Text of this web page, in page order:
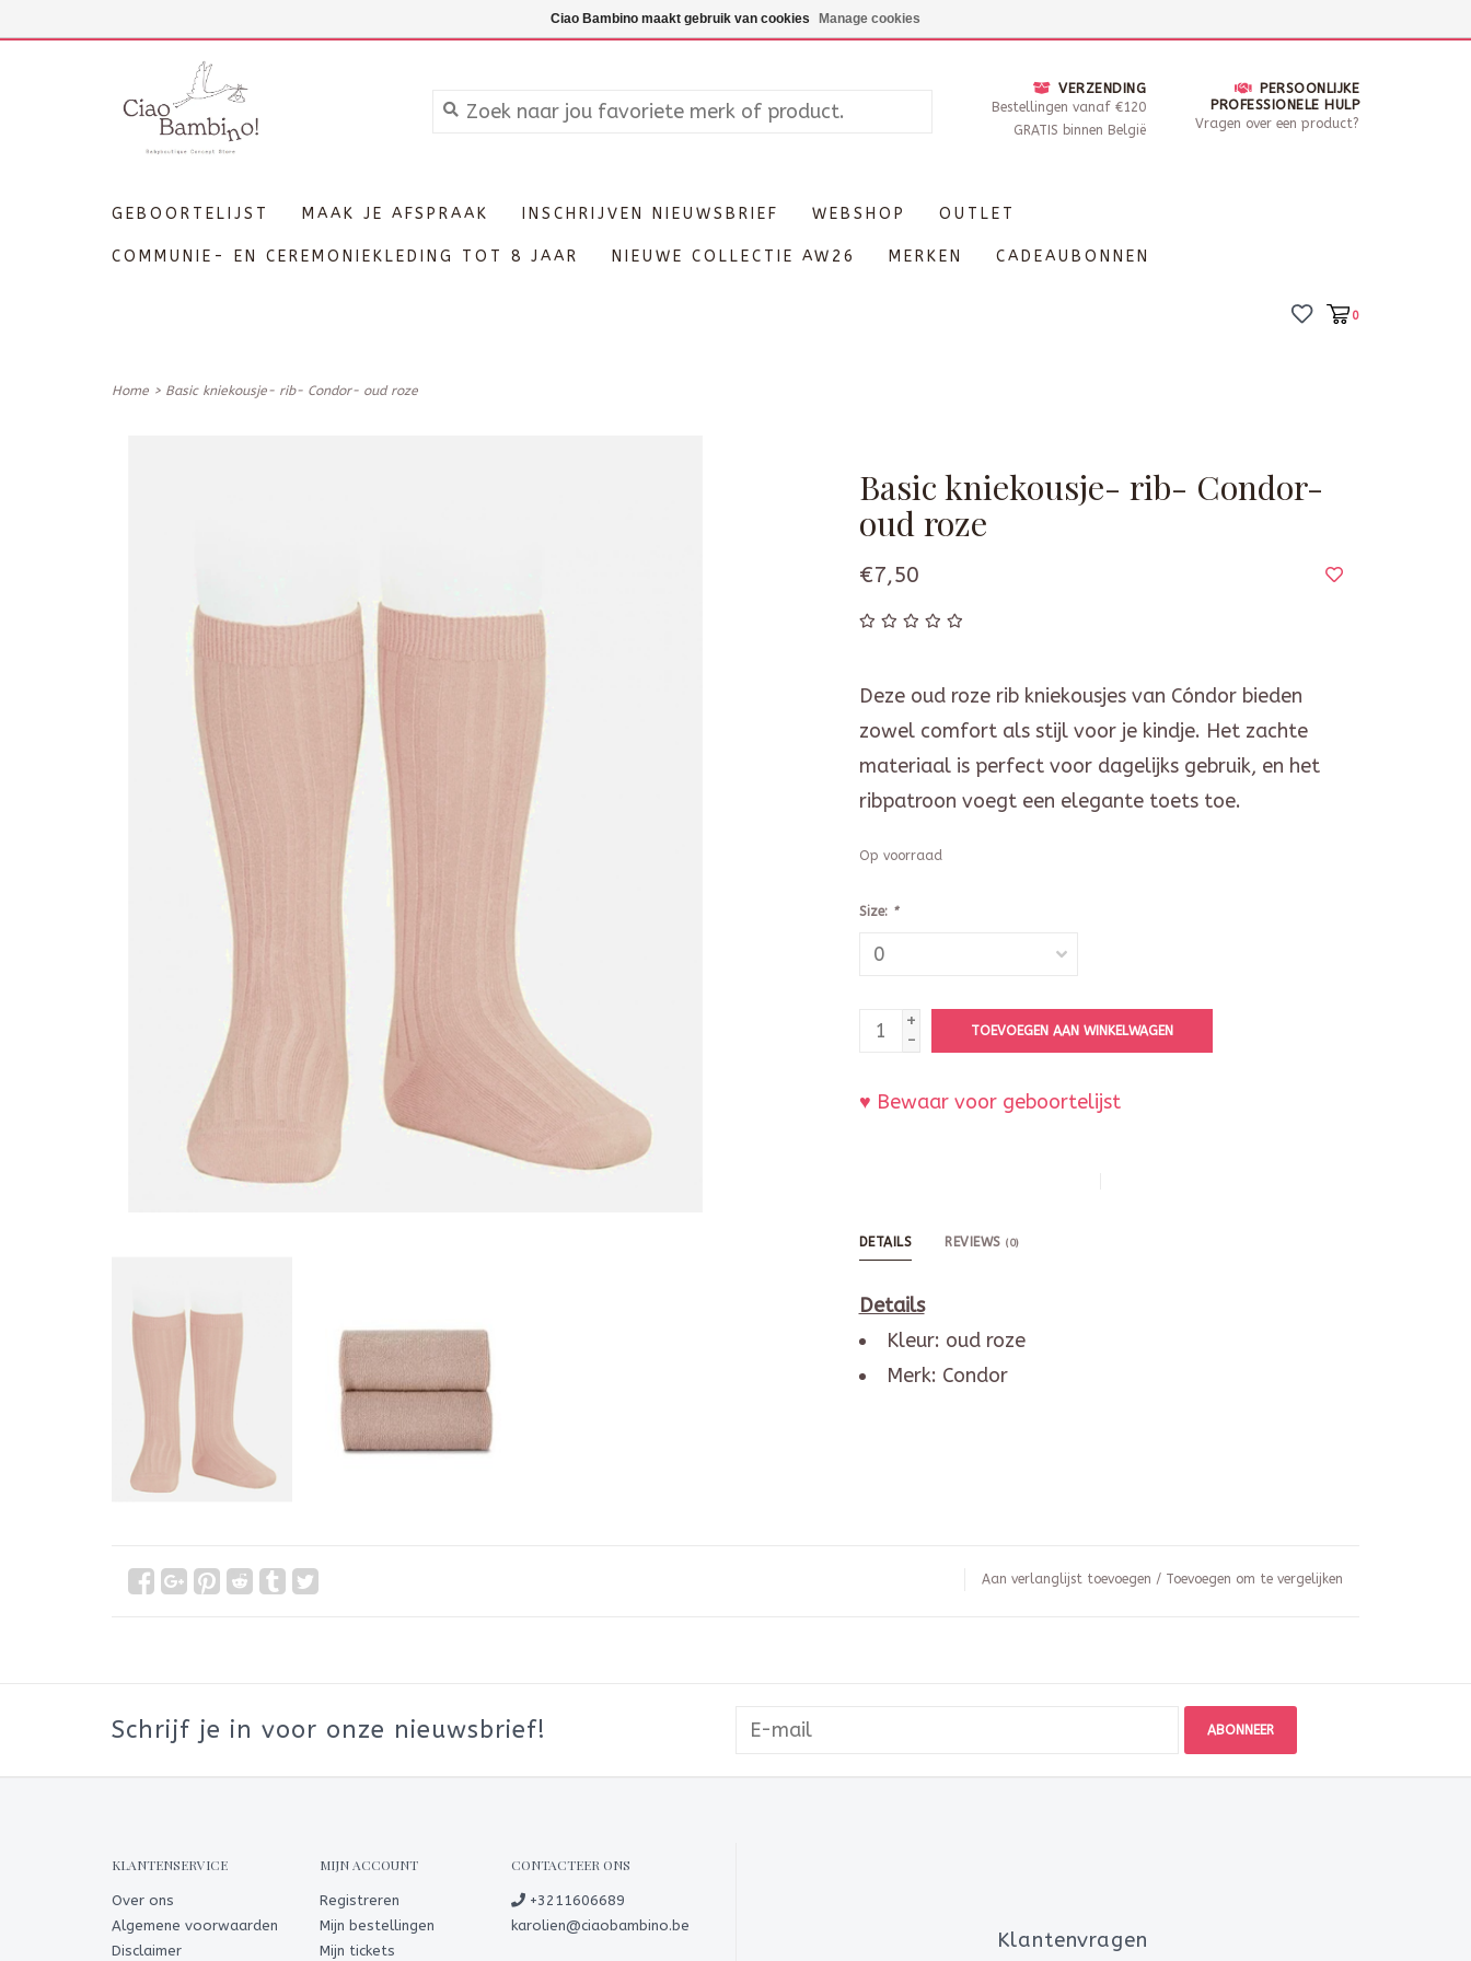
Maandag enkel op afspraak, Dinsdag - Zaterdag open van 10 - 17u30
VERZENDING
Bestellingen vanaf €120
GRATIS binnen België
PERSOONLIJKE
PROFESSIONELE HULP
Vragen over een product?
GEBOORTELIJST MAAK JE AFSPRAAK INSCHRIJVEN NIEUWSBRIEF WEBSHOP OUTLET
COMMUNIE- EN CEREMONIEKLEDING TOT 8 JAAR NIEUWE COLLECTIE AW26 MERKEN CADEAUBONNEN
0
Home > Basic kniekousje- rib- Condor- oud roze
Basic kniekousje- rib- Condor-
oud roze
€7,50
Deze oud roze rib kniekousjes van Cóndor bieden
zowel comfort als stijl voor je kindje. Het zachte
materiaal is perfect voor dagelijks gebruik, en het
ribpatroon voegt een elegante toets toe.
Op voorraad
Size: *
+
-
TOEVOEGEN AAN WINKELWAGEN
♥ Bewaar voor geboortelijst
DETAILS REVIEWS (0)
Details
Kleur: oud roze
Merk: Condor
Aan verlanglijst toevoegen / Toevoegen om te vergelijken
Schrijf je in voor onze nieuwsbrief! ABONNEER
KLANTENSERVICE
Over ons
Algemene voorwaarden
Disclaimer
MIJN ACCOUNT
Registreren
Mijn bestellingen
Mijn tickets
CONTACTEER ONS
+3211606689
karolien@ciaobambino.be
Klantenvragen
Ciao Bambino maakt gebruik van cookies Manage cookies